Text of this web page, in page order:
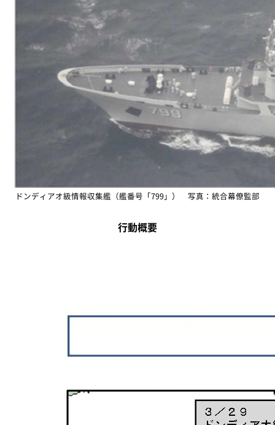
ドンディアオ級情報収集艦（艦番号「799」） 写真：統合幕僚監部
行動概要